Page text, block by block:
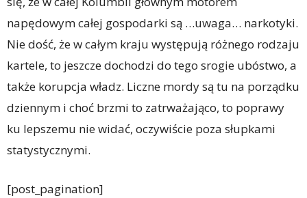
napędowym całej gospodarki są …uwaga… narkotyki.
Nie dość, że w całym kraju występują różnego rodzaju
kartele, to jeszcze dochodzi do tego srogie ubóstwo, a
także korupcja władz. Liczne mordy są tu na porządku
dziennym i choć brzmi to zatrważająco, to poprawy
ku lepszemu nie widać, oczywiście poza słupkami
statystycznymi.
[post_pagination]